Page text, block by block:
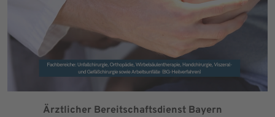
Ärztlicher Bereitschaftsdienst Bayern